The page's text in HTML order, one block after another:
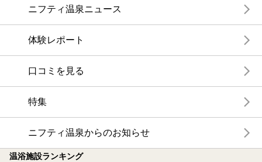
ニフティ温泉ニュース
体験レポート
口コミを見る
特集
ニフティ温泉からのお知らせ
温浴施設ランキング